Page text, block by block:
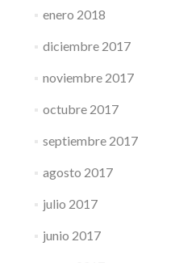
enero 2018
diciembre 2017
noviembre 2017
octubre 2017
septiembre 2017
agosto 2017
julio 2017
junio 2017